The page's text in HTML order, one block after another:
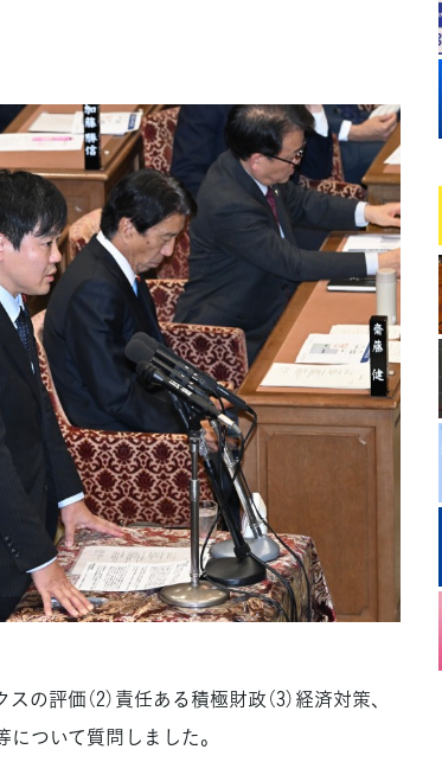
評価（2）責任ある積極財政（3）経済対策、
ついて質問しました。